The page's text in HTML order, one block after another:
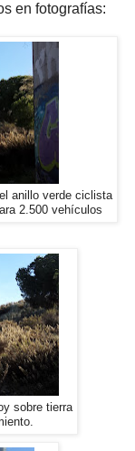
en fotografías:
anillo verde ciclista
2.500 vehículos
sobre tierra